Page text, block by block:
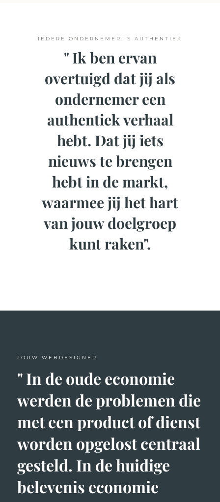
IEDERE ONDERNEMER IS AUTHENTIEK
" Ik ben ervan
overtuigd dat jij als
ondernemer een
authentiek verhaal
hebt. Dat jij iets
nieuws te brengen
hebt in de markt,
waarmee jij het hart
van jouw doelgroep
kunt raken".
JOUW WEBDESIGNER
" In de oude economie
werden de problemen die
met een product of dienst
worden opgelost centraal
gesteld. In de huidige
belevenis economie